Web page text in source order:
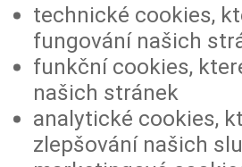
technické cookies,
fungování našich
funkční cookies,
našich stránek
analytické cookies,
zlepšování našich